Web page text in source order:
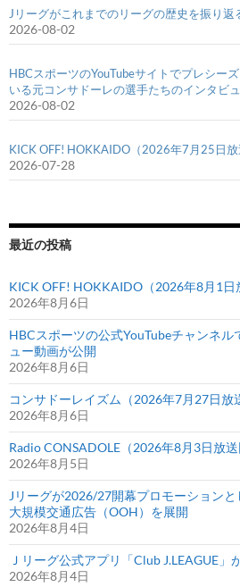
Jリーグがこれまでのリーグの歴史を振り返
2026-08-02
HBCスポーツのYouTubeサイトでプレシー
いる元コンサドーレの選手たちのインタビ
2026-08-02
KICK OFF! HOKKAIDO（2026年7月25日放
2026-07-28
最近の投稿
KICK OFF! HOKKAIDO（2026年8月1日
2026年8月6日
HBCスポーツの公式YouTubeチャンネ
ュー動画が公開
2026年8月6日
コンサドーレイズム（2026年7月27日放
2026年8月6日
Radio CONSADOLE（2026年8月3日放送
2026年8月5日
Jリーグが2026/27開幕プロモーション
大規模交通広告（OOH）を展開
2026年8月4日
Ｊリーグ公式アプリ「Club J.LEAGUE」
2026年8月4日